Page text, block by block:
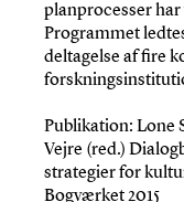
planprocesser
Programmet
deltagelse af fire
Publikation: Lone
Vejre (red.)
strategier for
Bogværket 2015